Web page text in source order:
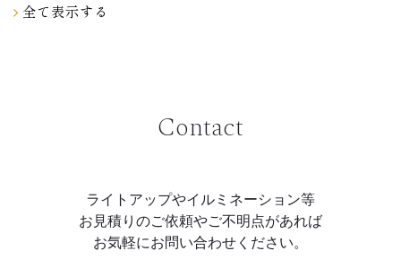
全て表示する
Contact
ライトアップやイルミネーション等
お見積りのご依頼やご不明点があれば
お気軽にお問い合わせください。